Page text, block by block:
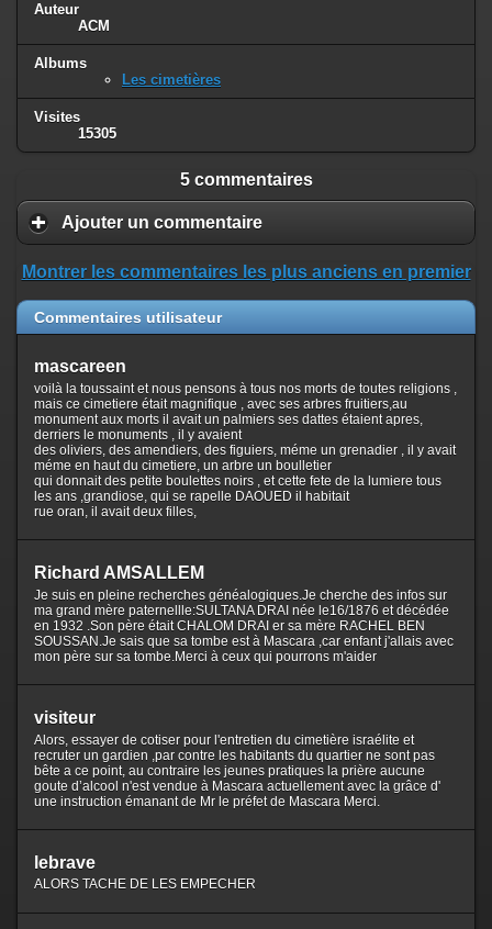
Auteur
ACM
Albums
Les cimetières
Visites
15305
5 commentaires
Ajouter un commentaire
Montrer les commentaires les plus anciens en premier
Commentaires utilisateur
mascareen
voilà la toussaint et nous pensons à tous nos morts de toutes religions ,
mais ce cimetiere était magnifique , avec ses arbres fruitiers,au
monument aux morts il avait un palmiers ses dattes étaient apres,
derriers le monuments , il y avaient
des oliviers, des amendiers, des figuiers, méme un grenadier , il y avait
méme en haut du cimetiere, un arbre un boulletier
qui donnait des petite boulettes noirs , et cette fete de la lumiere tous
les ans ,grandiose, qui se rapelle DAOUED il habitait
rue oran, il avait deux filles,
Richard AMSALLEM
Je suis en pleine recherches généalogiques.Je cherche des infos sur
ma grand mère paternellle:SULTANA DRAI née le16/1876 et décédée
en 1932 .Son père était CHALOM DRAI er sa mère RACHEL BEN
SOUSSAN.Je sais que sa tombe est à Mascara ,car enfant j'allais avec
mon père sur sa tombe.Merci à ceux qui pourrons m'aider
visiteur
Alors, essayer de cotiser pour l'entretien du cimetière israélite et
recruter un gardien ,par contre les habitants du quartier ne sont pas
bête a ce point, au contraire les jeunes pratiques la prière aucune
goute d’alcool n'est vendue à Mascara actuellement avec la grâce d'
une instruction émanant de Mr le préfet de Mascara Merci.
lebrave
ALORS TACHE DE LES EMPECHER